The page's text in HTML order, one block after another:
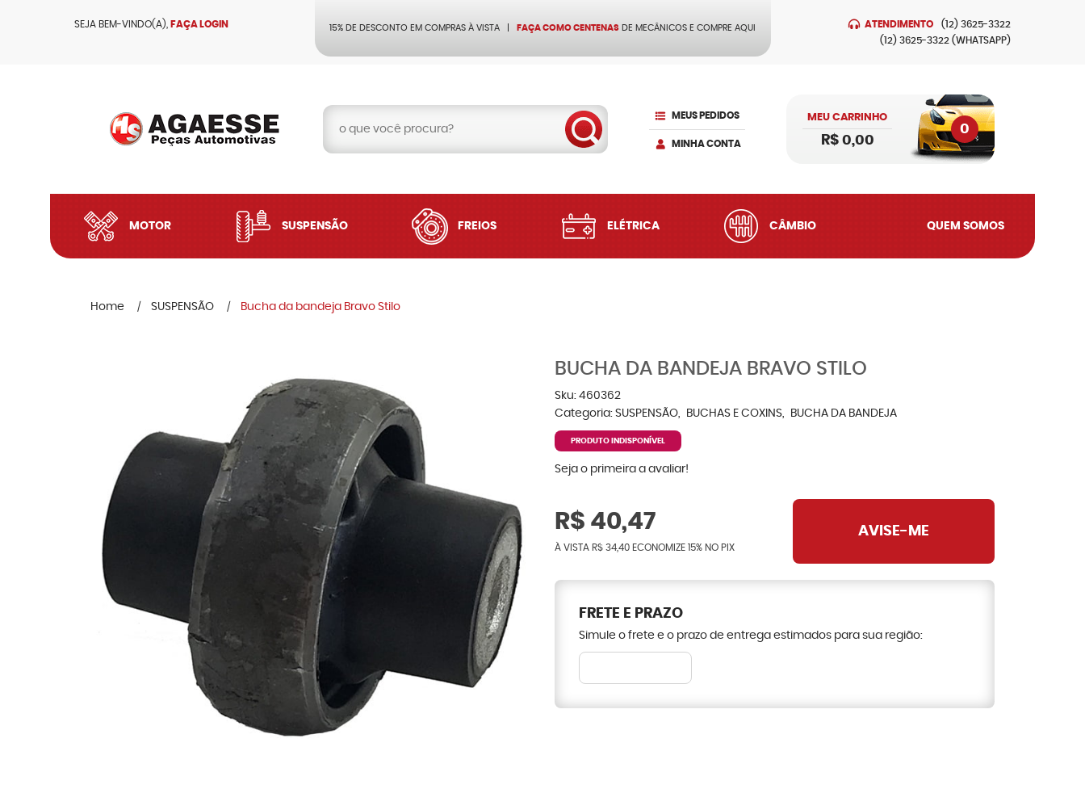
SEJA BEM-VINDO(A), FAÇA LOGIN 15% DE DESCONTO EM COMPRAS À VISTA FAÇA COMO CENTENAS DE MECÂNICOS E COMPRE AQUI ATENDIMENTO (12) 3625-3322
(12) 3625-3322 (WHATSAPP)
MEUS PEDIDOS
MINHA CONTA
MEU CARRINHO
0
R$ 0,00
MOTOR SUSPENSÃO FREIOS ELÉTRICA CÂMBIO QUEM SOMOS
Home SUSPENSÃO Bucha da bandeja Bravo Stilo
BUCHA DA BANDEJA BRAVO STILO
Sku: 460362
Categoria: SUSPENSÃO BUCHAS E COXINS BUCHA DA BANDEJA
PRODUTO INDISPONÍVEL
Seja o primeira a avaliar!
R$ 40,47
À VISTA R$ 34,40 ECONOMIZE 15% NO PIX
AVISE-ME
FRETE E PRAZO
Simule o frete e o prazo de entrega estimados para sua região: